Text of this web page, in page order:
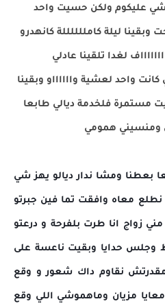
عليكوم ولكن حسيت واحد
ليلة كامللللللة كانهدرو
لغدا تلقينا عادلي
واحد لعشية وااااااو وبقينا
مستمرة فلخدمة ديالي طابعا
ومنسيني همومي
بعطنا ومشا ندار ديالو يهز شي
معاه وافقت تما فين جبرتو
زواج انا طرت بلفرحة و درعتو
وجلس حدايا وبقيت ناعسة على
مقدرتش نقاوم داك شعور و وقع
معايا مزيان وماهموشي اللي وقع